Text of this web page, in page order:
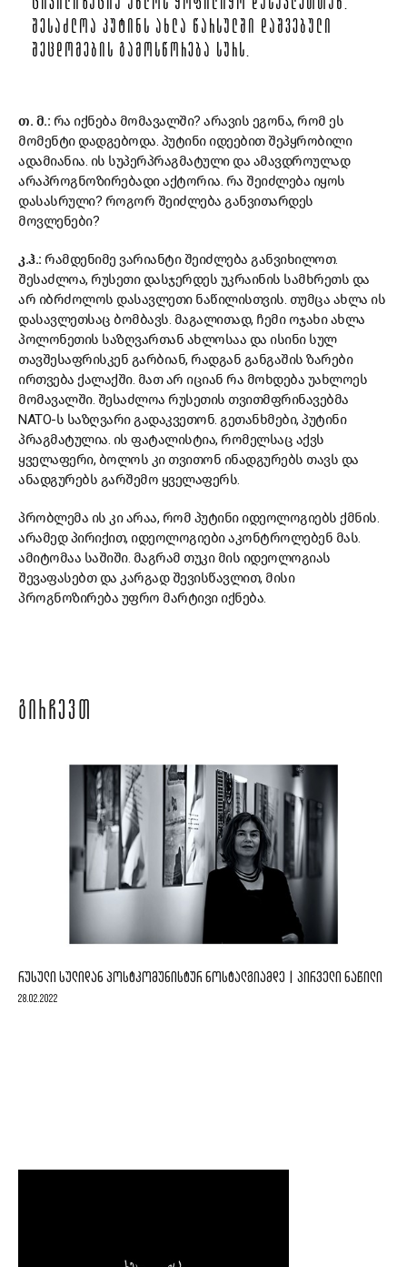
ᲪᲘᲕᲘᲚᲘᲖᲐᲪᲘᲐ ᲐᲮᲚᲝᲡ ᲧᲝᲤᲘᲚᲘᲧᲝ ᲓᲐᲡᲐᲕᲚᲔᲗᲗᲐᲜ.
ᲨᲔᲡᲐᲫᲚᲝᲐ ᲞᲣᲢᲘᲜᲡ ᲐᲮᲚᲐ ᲬᲐᲠᲡᲣᲚᲨᲘ ᲓᲐᲨᲕᲔᲑᲣᲚᲘ
ᲨᲔᲪᲓᲝᲛᲔᲑᲘᲡ ᲒᲐᲛᲝᲡᲬᲝᲠᲔᲑᲐ ᲡᲣᲠᲡ.
თ. მ.: რა იქნება მომავალში? არავის ეგონა, რომ ეს
მომენტი დადგებოდა. პუტინი იდეებით შეპყრობილი
ადამიანია. ის სუპერპრაგმატული და ამავდროულად
არაპროგნოზირებადი აქტორია. რა შეიძლება იყოს
დასასრული? როგორ შეიძლება განვითარდეს
მოვლენები?
კ.ჰ.: რამდენიმე ვარიანტი შეიძლება განვიხილოთ.
შესაძლოა, რუსეთი დასჯერდეს უკრაინის სამხრეთს და
არ იბრძოლოს დასავლეთი ნაწილისთვის. თუმცა ახლა ის
დასავლეთსაც ბომბავს. მაგალითად, ჩემი ოჯახი ახლა
პოლონეთის საზღვართან ახლოსაა და ისინი სულ
თავშესაფრისკენ გარბიან, რადგან განგაშის ზარები
ირთვება ქალაქში. მათ არ იციან რა მოხდება უახლოეს
მომავალში. შესაძლოა რუსეთის თვითმფრინავებმა
NATO-ს საზღვარი გადაკვეთონ. გეთანხმები, პუტინი
პრაგმატულია. ის ფატალისტია, რომელსაც აქვს
ყველაფერი, ბოლოს კი თვითონ ინადგურებს თავს და
ანადგურებს გარშემო ყველაფერს.
პრობლემა ის კი არაა, რომ პუტინი იდეოლოგიებს ქმნის.
არამედ პირიქით, იდეოლოგიები აკონტროლებენ მას.
ამიტომაა საშიში. მაგრამ თუკი მის იდეოლოგიას
შევაფასებთ და კარგად შევისწავლით, მისი
პროგნოზირება უფრო მარტივი იქნება.
ᲒᲘᲠᲩᲔᲕᲗ
ᲠᲣᲡᲣᲚᲘ ᲡᲣᲚᲘᲓᲐᲜ ᲞᲝᲡᲢᲙᲝᲛᲣᲜᲘᲡᲢᲣᲠ ᲜᲝᲡᲢᲐᲚᲒᲘᲐᲛᲓᲔ | ᲞᲘᲠᲕᲔᲚᲘ ᲜᲐᲬᲘᲚᲘ
28.02.2022